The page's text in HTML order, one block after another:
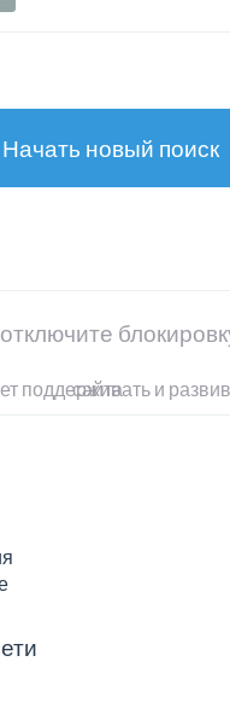
Начать новый поиск
Реклама помогает поддерживать и развивать сервисы сайта